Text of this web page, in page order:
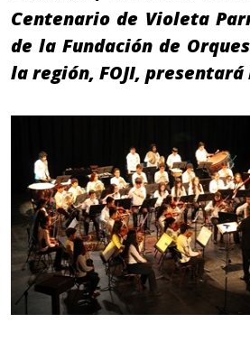
Centenario de Violeta
de la Fundación de
la región, FOJI,